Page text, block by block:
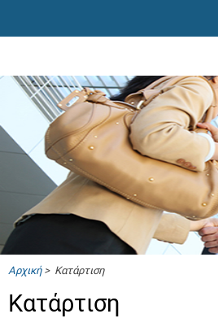
Αρχική> Κατάρτιση
Κατάρτιση